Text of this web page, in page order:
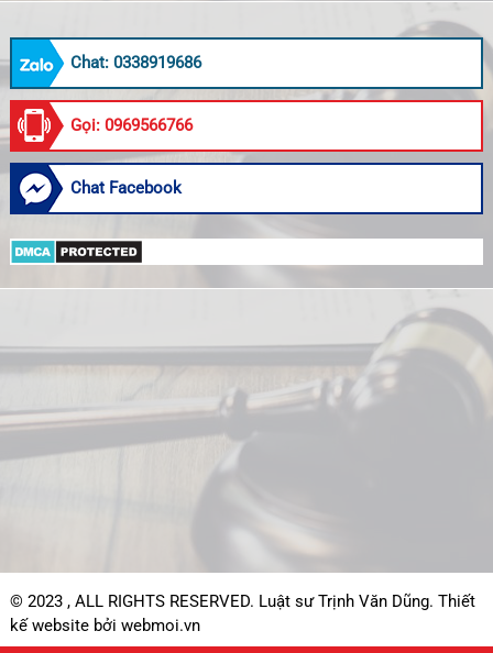
Chat: 0338919686
Gọi: 0969566766
Chat Facebook
© 2023 , ALL RIGHTS RESERVED. Luật sư Trịnh Văn Dũng. Thiết
kế website bởi webmoi.vn